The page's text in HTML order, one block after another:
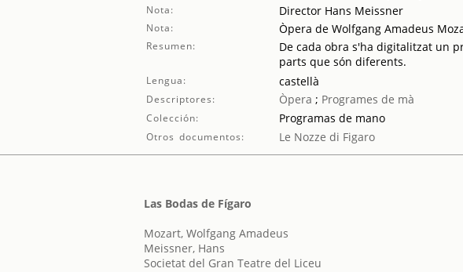
Nota: Director Hans Meissner
Nota: Òpera de Wolfgang Amadeus
Resumen:
De cada obra s'ha digitalitzat un
parts que són diferents.
Lengua: castellà
Descriptores: Òpera ; Programes de mà
Colección: Programas de mano
Otros documentos: Le Nozze di Figaro
Las Bodas de Fígaro
Mozart, Wolfgang Amadeus
Meissner, Hans
Societat del Gran Teatre del Liceu